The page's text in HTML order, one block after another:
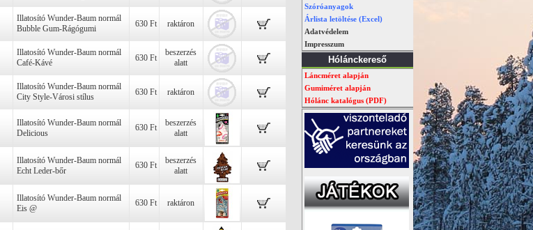
Illatosító Wunder-Baum normál
Bubble Gum-Rágógumi
630 Ft raktáron
Illatosító Wunder-Baum normál
Café-Kávé
630 Ft
beszerzés
alatt
Illatosító Wunder-Baum normál
City Style-Városi stílus
630 Ft raktáron
Illatosító Wunder-Baum normál
Delicious
630 Ft
beszerzés
alatt
Illatosító Wunder-Baum normál
Echt Leder-bőr
630 Ft
beszerzés
alatt
Illatosító Wunder-Baum normál
Eis @
630 Ft raktáron
Szóróanyagok
Árlista letöltése (Excel)
Adatvédelem
Impresszum
Hólánckereső
Láncméret alapján
Gumiméret alapján
Hólánc katalógus (PDF)